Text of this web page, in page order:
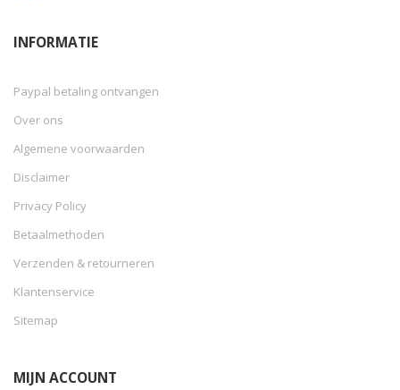
INFORMATIE
Paypal betaling ontvangen
Over ons
Algemene voorwaarden
Disclaimer
Privacy Policy
Betaalmethoden
Verzenden & retourneren
Klantenservice
Sitemap
MIJN ACCOUNT